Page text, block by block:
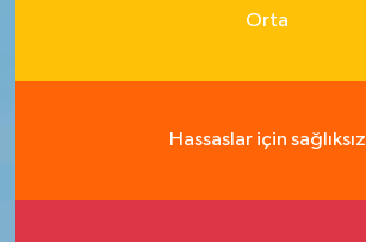
Orta
Hassaslar için sağlıksız